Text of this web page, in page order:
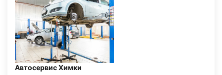
Автосервис Химки